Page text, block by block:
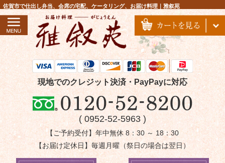
コ
ン
ツ
へ
ス
キ
プ
佐賀市で仕出し弁当、会席の宅配、ケータリング、お届け料理｜雅叙苑
現地でのクレジット決済・PayPayに対応
( 0952-52-5963 )
【ご予約受付】年中無休 8：30 ～ 18：30
【お届け定休日】毎週月曜（祭日の場合は翌日）